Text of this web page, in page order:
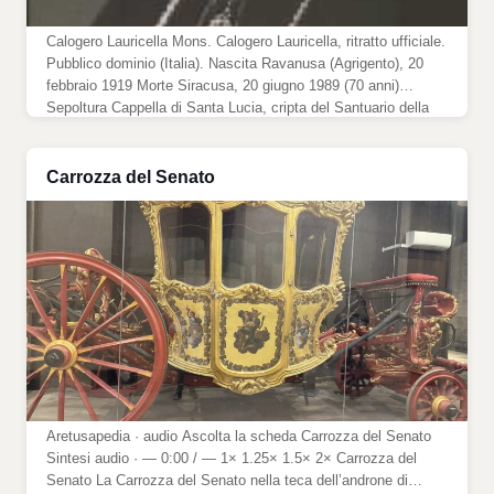
Calogero Lauricella Mons. Calogero Lauricella, ritratto ufficiale.
Pubblico dominio (Italia). Nascita Ravanusa (Agrigento), 20
febbraio 1919 Morte Siracusa, 20 giugno 1989 (70 anni)
Sepoltura Cappella di Santa Lucia, cripta del Santuario della
clero della diocesi di Agrigento Ordinazione episcopale […]
Carrozza del Senato
Aretusapedia · audio Ascolta la scheda Carrozza del Senato
Sintesi audio · — 0:00 / — 1× 1.25× 1.5× 2× Carrozza del
Senato La Carrozza del Senato nella teca dell’androne di